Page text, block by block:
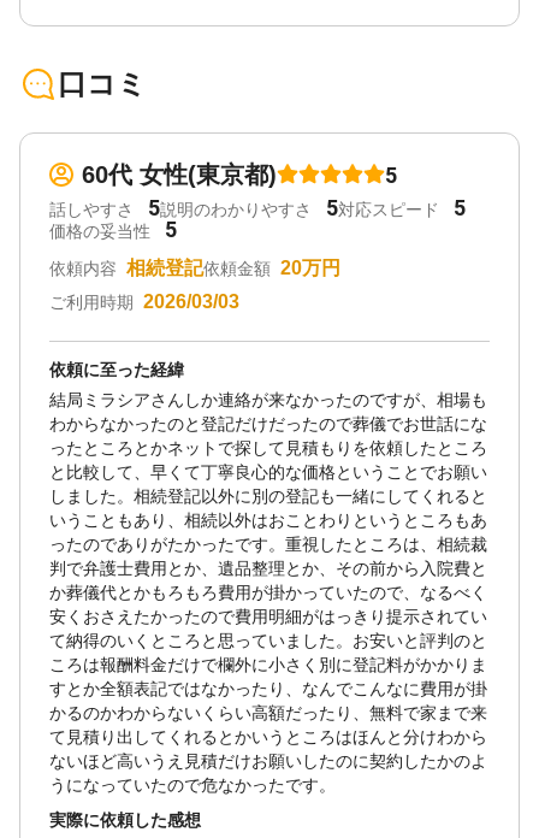
口コミ
60代 女性(東京都) 5
話しやすさ 5説明のわかりやすさ 5対応スピード 5
価格の妥当性 5
依頼内容 相続登記依頼金額 20万円
ご利用時期 2026/03/03
依頼に至った経緯
結局ミラシアさんしか連絡が来なかったのですが、相場も
わからなかったのと登記だけだったので葬儀でお世話にな
ったところとかネットで探して見積もりを依頼したところ
と比較して、早くて丁寧良心的な価格ということでお願い
しました。相続登記以外に別の登記も一緒にしてくれると
いうこともあり、相続以外はおことわりというところもあ
ったのでありがたかったです。重視したところは、相続裁
判で弁護士費用とか、遺品整理とか、その前から入院費と
か葬儀代とかもろもろ費用が掛かっていたので、なるべく
安くおさえたかったので費用明細がはっきり提示されてい
て納得のいくところと思っていました。お安いと評判のと
ころは報酬料金だけで欄外に小さく別に登記料がかかりま
すとか全額表記ではなかったり、なんでこんなに費用が掛
かるのかわからないくらい高額だったり、無料で家まで来
て見積り出してくれるとかいうところはほんと分けわから
ないほど高いうえ見積だけお願いしたのに契約したかのよ
うになっていたので危なかったです。
実際に依頼した感想